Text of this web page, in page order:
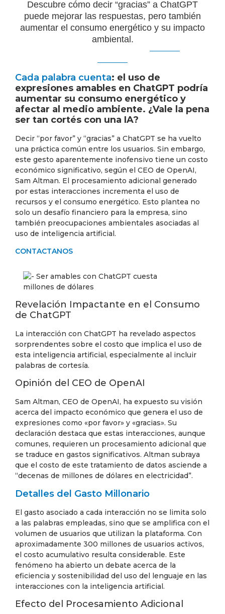
Descubre cómo decir “gracias” a ChatGPT
puede mejorar las respuestas, pero también
aumentar el consumo energético y su impacto
ambiental.
Cada palabra cuenta: el uso de
expresiones amables en ChatGPT podría
aumentar su consumo energético y
afectar al medio ambiente. ¿Vale la pena
ser tan cortés con una IA?
Decir “por favor” y “gracias” a ChatGPT se ha vuelto
una práctica común entre los usuarios. Sin embargo,
este gesto aparentemente inofensivo tiene un costo
económico significativo, según el CEO de OpenAI,
Sam Altman. El procesamiento adicional generado
por estas interacciones incrementa el uso de
recursos y el consumo energético. Esto plantea no
solo un desafío financiero para la empresa, sino
también preocupaciones ambientales asociadas al
uso de inteligencia artificial.
CONTACTANOS
Revelación Impactante en el Consumo
de ChatGPT
La interacción con ChatGPT ha revelado aspectos
sorprendentes sobre el costo que implica el uso de
esta inteligencia artificial, especialmente al incluir
palabras de cortesía.
Opinión del CEO de OpenAI
Sam Altman, CEO de OpenAI, ha expuesto su visión
acerca del impacto económico que genera el uso de
expresiones como «por favor» y «gracias». Su
declaración destaca que estas interacciones, aunque
comunes, requieren un procesamiento adicional que
se traduce en gastos significativos. Altman subraya
que el costo de este tratamiento de datos asciende a
“decenas de millones de dólares en electricidad”.
Detalles del Gasto Millonario
El gasto asociado a cada interacción no se limita solo
a las palabras empleadas, sino que se amplifica con el
volumen de usuarios que utilizan la plataforma. Con
aproximadamente 300 millones de usuarios activos,
el costo acumulativo resulta considerable. Este
fenómeno ha abierto un debate acerca de la
eficiencia y sostenibilidad del uso del lenguaje en las
interacciones con la inteligencia artificial.
Efecto del Procesamiento Adicional